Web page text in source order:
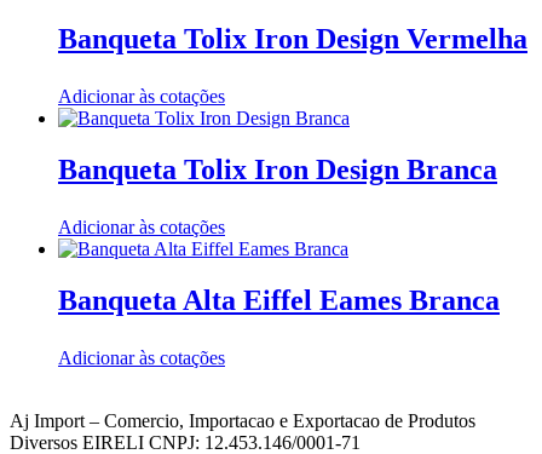
Banqueta Tolix Iron Design Vermelha
Adicionar às cotações
Banqueta Tolix Iron Design Branca
Adicionar às cotações
Banqueta Alta Eiffel Eames Branca
Adicionar às cotações
Aj Import – Comercio, Importacao e Exportacao de Produtos
Diversos EIRELI CNPJ: 12.453.146/0001-71